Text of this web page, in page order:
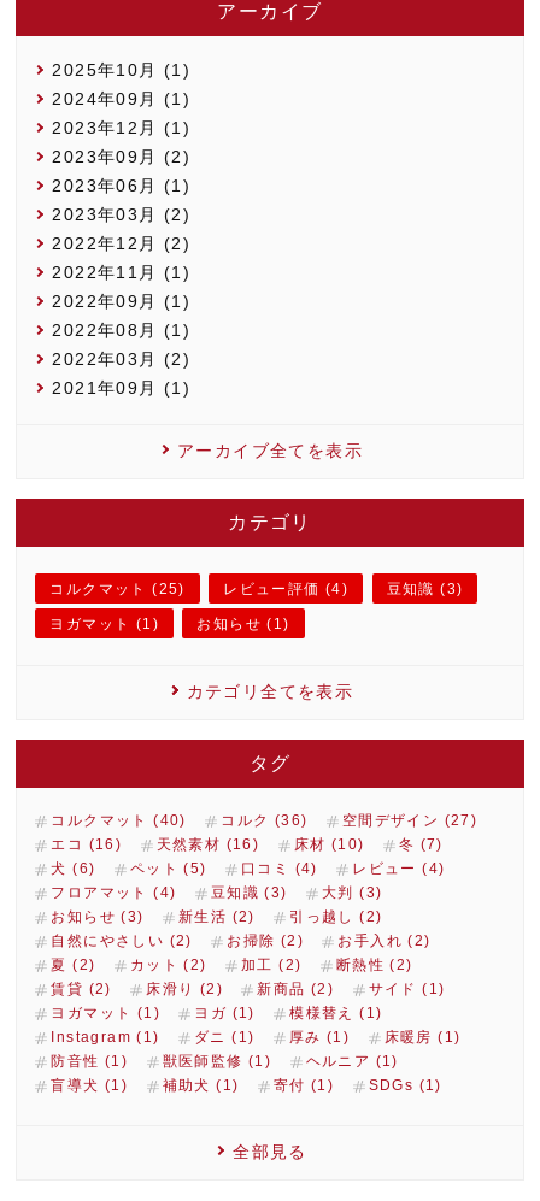
アーカイブ
2025年10月 (1)
2024年09月 (1)
2023年12月 (1)
2023年09月 (2)
2023年06月 (1)
2023年03月 (2)
2022年12月 (2)
2022年11月 (1)
2022年09月 (1)
2022年08月 (1)
2022年03月 (2)
2021年09月 (1)
アーカイブ全てを表示
カテゴリ
コルクマット (25) レビュー評価 (4) 豆知識 (3)
ヨガマット (1) お知らせ (1)
カテゴリ全てを表示
タグ
コルクマット (40) コルク (36)
空間デザイン (27)
エコ (16)
天然素材 (16) 床材 (10)
冬 (7)
犬 (6)
ペット (5) 口コミ (4)
レビュー (4)
フロアマット (4)
豆知識 (3)
大判 (3)
お知らせ (3)
新生活 (2)
引っ越し (2)
自然にやさしい (2)
お掃除 (2)
お手入れ (2)
夏 (2)
カット (2) 加工 (2)
断熱性 (2)
賃貸 (2)
床滑り (2) 新商品 (2)
サイド (1)
ヨガマット (1)
ヨガ (1)
模様替え (1)
Instagram (1)
ダニ (1) 厚み (1)
床暖房 (1)
防音性 (1)
獣医師監修 (1)
ヘルニア (1)
盲導犬 (1)
補助犬 (1) 寄付 (1) SDGs (1)
全部見る